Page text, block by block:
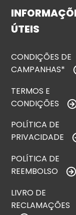
ÚTEIS
CONDIÇÕES DE
CAMPANHAS*
TERMOS E
CONDIÇÕES
POLÍTICA DE
PRIVACIDADE
POLÍTICA DE
REEMBOLSO
LIVRO DE
RECLAMAÇÕES